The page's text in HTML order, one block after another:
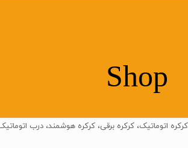
Shop
کرکره اتوماتیک، کرکره برقی، کرکره هوشمند، درب